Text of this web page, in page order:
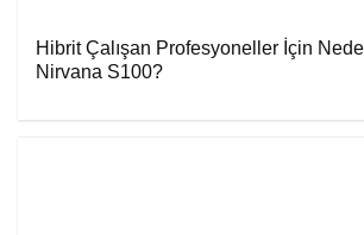
Hibrit Çalışan Profesyoneller İçin
Nirvana S100?